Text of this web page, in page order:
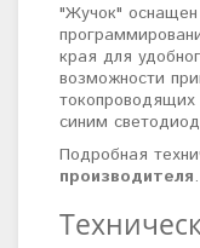
"Жучок" оснащен
края для
возможности
синим
Подробная
производителя.